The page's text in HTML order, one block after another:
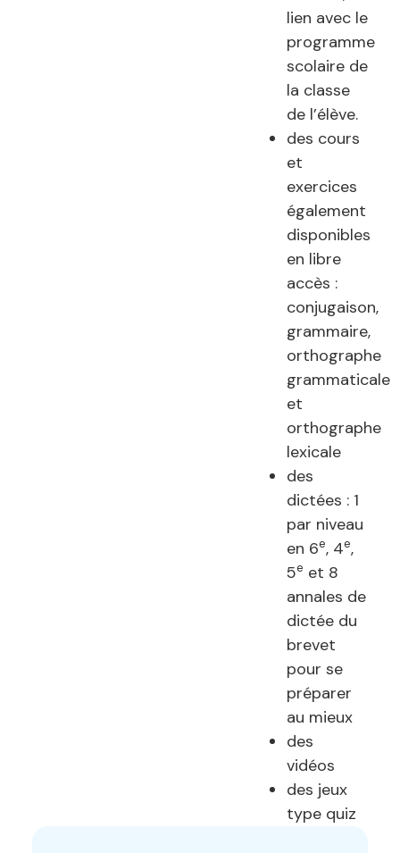
lien avec le
programme
scolaire de
la classe
de l’élève.
des cours
et
exercices
également
disponibles
en libre
accès :
conjugaison,
grammaire,
orthographe
grammaticale
et
orthographe
lexicale
des
dictées : 1
par niveau
en 6e, 4e,
5e et 8
annales de
dictée du
brevet
pour se
préparer
au mieux
des
vidéos
des jeux
type quiz